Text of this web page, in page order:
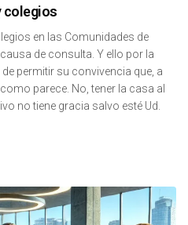
colegios
en las Comunidades de
de consulta. Y ello por la
permitir su convivencia que, a
parece. No, tener la casa al
no tiene gracia salvo esté Ud.